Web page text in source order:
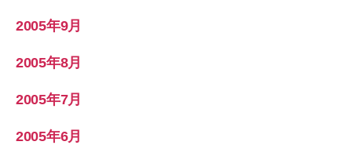
2005年9月
2005年8月
2005年7月
2005年6月